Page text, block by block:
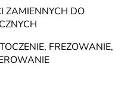
ZAMIENNYCH DO
FREZOWANIE,